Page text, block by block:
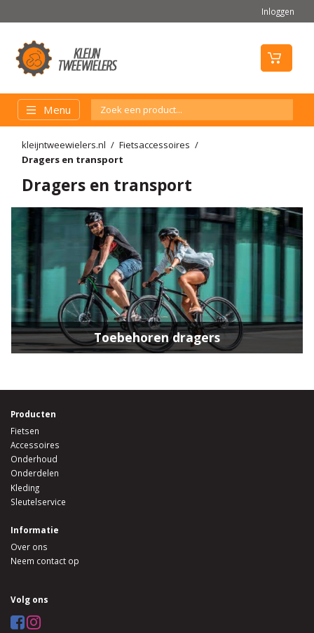
Inloggen
Menu
kleijntweewielers.nl
Fietsaccessoires
Dragers en transport
Dragers en transport
Toebehoren dragers
Producten
Fietsen
Accessoires
Onderhoud
Onderdelen
Kleding
Sleutelservice
Informatie
Over ons
Neem contact op
Volg ons